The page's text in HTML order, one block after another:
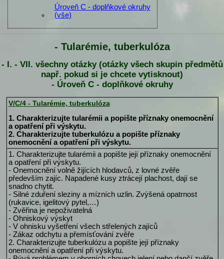
Úroveň C - doplňkové okruhy
(vše)
- Tularémie, tuberkulóza
- I. - VII. všechny otázky (otázky všech skupin předmětů
např. pokud si je chcete vytisknout)
- Úroveň C - doplňkové okruhy
V/C/4 - Tularémie, tuberkulóza
1. Charakterizujte tularémii a popište příznaky onemocnění
a opatření při výskytu.
2. Charakterizujte tuberkulózu a popište příznaky
onemocnění a opatření při výskytu.
1. Charakterizujte tularémii a popište její příznaky onemocnění
a opatření při výskytu.
- Onemocnění volně žijících hlodavců, z lovné zvěře
především zajíc. Napadené kusy ztrácejí plachost, dají se
snadno chytit.
- Silné zduření sleziny a mízních uzlin. Zvýšená opatrnost
(rukavice, igelitový pytel,…)
- Zvěřina je nepoživatelná
- Ohniskový výskyt
- V ohnisku vyšetření všech střelených zajíců
- Zákaz odchytu a přemísťování zvěře
2. Charakterizujte tuberkulózu a popište její příznaky
onemocnění a opatření při výskytu.